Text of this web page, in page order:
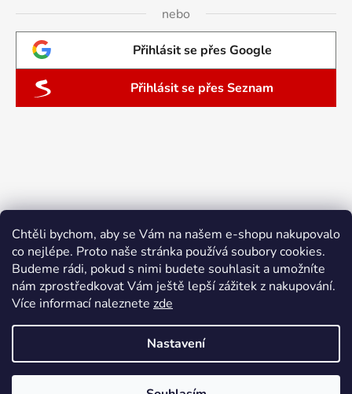
Chtěli bychom, aby se Vám na našem e-shopu nakupovalo
co nejlépe. Proto naše stránka používá soubory cookies.
Budeme rádi, pokud s nimi budete souhlasit a umožníte
nám zprostředkovat Vám ještě lepší zážitek z nakupování.
Více informací naleznete zde
Nastavení
nebo
Přihlásit se přes Google
Přihlásit se přes Seznam
Vytvořil Shoptet